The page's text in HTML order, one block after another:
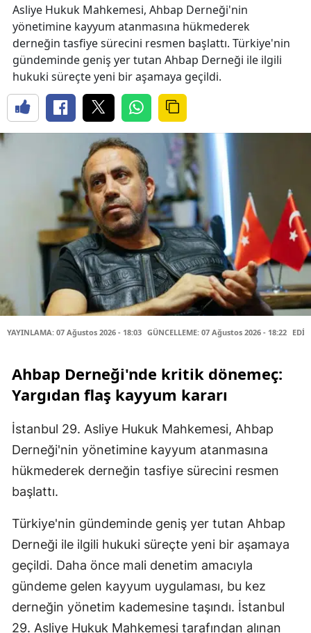
Asliye Hukuk Mahkemesi, Ahbap Derneği'nin
yönetimine kayyum atanmasına hükmederek
derneğin tasfiye sürecini resmen başlattı. Türkiye'nin
gündeminde geniş yer tutan Ahbap Derneği ile ilgili
hukuki süreçte yeni bir aşamaya geçildi.
YAYINLAMA: 07 Ağustos 2026 - 18:03 GÜNCELLEME: 07 Ağustos 2026 - 18:22
Ahbap Derneği'nde kritik dönemeç:
Yargıdan flaş kayyum kararı
İstanbul 29. Asliye Hukuk Mahkemesi, Ahbap
Derneği'nin yönetimine kayyum atanmasına
hükmederek derneğin tasfiye sürecini resmen
başlattı.
Türkiye'nin gündeminde geniş yer tutan Ahbap
Derneği ile ilgili hukuki süreçte yeni bir aşamaya
geçildi. Daha önce mali denetim amacıyla
gündeme gelen kayyum uygulaması, bu kez
derneğin yönetim kademesine taşındı. İstanbul
29. Asliye Hukuk Mahkemesi tarafından alınan